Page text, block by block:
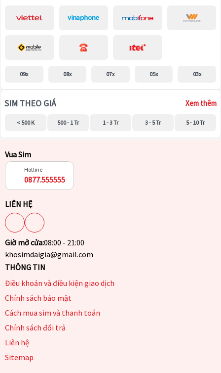
09x 08x 07x 05x 03x
SIM THEO GIÁ Xem thêm
< 500 K 500 - 1 Tr 1 - 3 Tr 3 - 5 Tr 5 - 10 Tr
Vua Sim
Hotline
0877.555555
LIÊN HỆ
Giờ mở cửa:08:00 - 21:00
khosimdaigia@gmail.com
THÔNG TIN
Điều khoản và điều kiện giao dịch
Chính sách bảo mật
Cách mua sim và thanh toán
Chính sách đổi trả
Liên hệ
Sitemap